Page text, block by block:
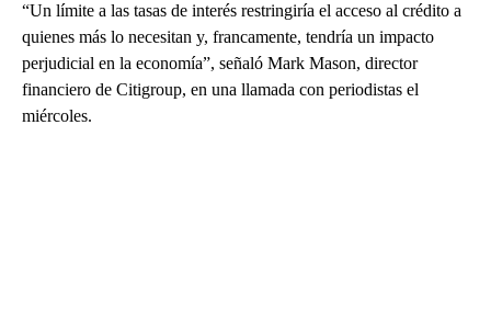
“Un límite a las tasas de interés restringiría el acceso al crédito a
quienes más lo necesitan y, francamente, tendría un impacto
perjudicial en la economía”, señaló Mark Mason, director
financiero de Citigroup, en una llamada con periodistas el
miércoles.